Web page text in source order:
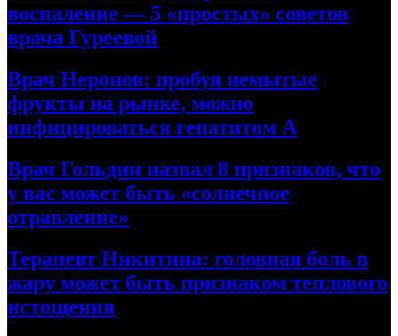
воспаление — 5 «простых» советов
врача Гуреевой
Врач Неронов: пробуя немытые
фрукты на рынке, можно
инфицироваться гепатитом А
Врач Гольдин назвал 8 признаков, что
у вас может быть «солнечное
отравление»
Терапевт Никитина: головная боль в
жару может быть признаком теплового
истощения